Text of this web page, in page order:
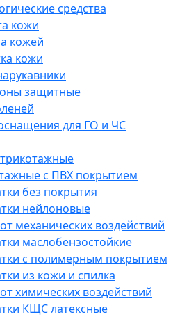
средства
кожи
кожей
кожи
защитные
для ГО и ЧС
с ПВХ покрытием
без покрытия
нейлоновые
механических воздействий
маслобензостойкие
с полимерным покрытием
из кожи и спилка
химических воздействий
КЩС латексные